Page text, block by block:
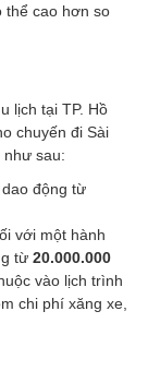
thể cao hơn so
lịch tại TP. Hồ
chuyến đi Sài
như sau:
động từ
với một hành
từ 20.000.000
vào lịch trình
chi phí xăng xe,